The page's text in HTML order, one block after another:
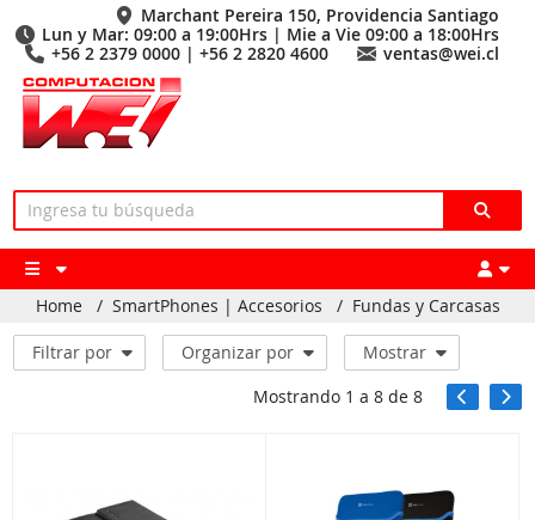
Marchant Pereira 150, Providencia Santiago
Lun y Mar: 09:00 a 19:00Hrs | Mie a Vie 09:00 a 18:00Hrs
+56 2 2379 0000 | +56 2 2820 4600
ventas@wei.cl
Home / SmartPhones | Accesorios / Fundas y Carcasas
Filtrar por Organizar por
Mostrar
Mostrando 1 a 8de 8